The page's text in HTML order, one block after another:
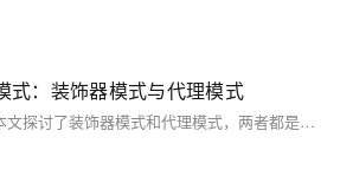
式：装饰器模式与代理模式
【5月更文挑战第17天】本文探讨了装饰器模式和代理模式，两者都是在不改变原有对象基础上添加新功能。装饰器模式用于动态扩展对象功能，但过度使用可能导致类数量过多；代理模式用于控制对象访问，可能引入额外性能开销。文中通过 Java 代码示例展示了两种模式的实现。理解并恰当运用这些模式能提升代码的可扩展性和可维护性。